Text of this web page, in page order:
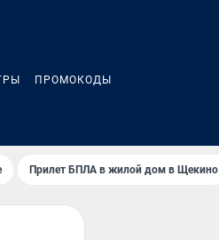
ПРОМОКОДЫ
Прилет БПЛА в жилой дом в Щекино